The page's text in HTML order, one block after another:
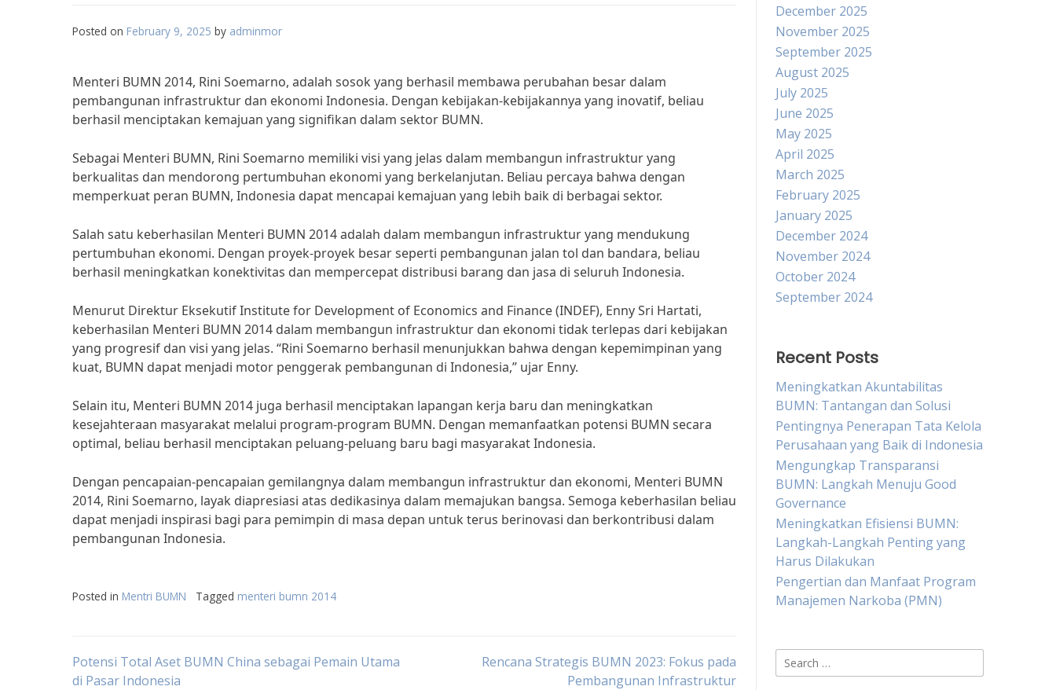
Posted on February 9, 2025 by adminmor
Menteri BUMN 2014, Rini Soemarno, adalah sosok yang berhasil membawa perubahan besar dalam
pembangunan infrastruktur dan ekonomi Indonesia. Dengan kebijakan-kebijakannya yang inovatif, beliau
berhasil menciptakan kemajuan yang signifikan dalam sektor BUMN.
Sebagai Menteri BUMN, Rini Soemarno memiliki visi yang jelas dalam membangun infrastruktur yang
berkualitas dan mendorong pertumbuhan ekonomi yang berkelanjutan. Beliau percaya bahwa dengan
memperkuat peran BUMN, Indonesia dapat mencapai kemajuan yang lebih baik di berbagai sektor.
Salah satu keberhasilan Menteri BUMN 2014 adalah dalam membangun infrastruktur yang mendukung
pertumbuhan ekonomi. Dengan proyek-proyek besar seperti pembangunan jalan tol dan bandara, beliau
berhasil meningkatkan konektivitas dan mempercepat distribusi barang dan jasa di seluruh Indonesia.
Menurut Direktur Eksekutif Institute for Development of Economics and Finance (INDEF), Enny Sri Hartati,
keberhasilan Menteri BUMN 2014 dalam membangun infrastruktur dan ekonomi tidak terlepas dari kebijakan
yang progresif dan visi yang jelas. “Rini Soemarno berhasil menunjukkan bahwa dengan kepemimpinan yang
kuat, BUMN dapat menjadi motor penggerak pembangunan di Indonesia,” ujar Enny.
Selain itu, Menteri BUMN 2014 juga berhasil menciptakan lapangan kerja baru dan meningkatkan
kesejahteraan masyarakat melalui program-program BUMN. Dengan memanfaatkan potensi BUMN secara
optimal, beliau berhasil menciptakan peluang-peluang baru bagi masyarakat Indonesia.
Dengan pencapaian-pencapaian gemilangnya dalam membangun infrastruktur dan ekonomi, Menteri BUMN
2014, Rini Soemarno, layak diapresiasi atas dedikasinya dalam memajukan bangsa. Semoga keberhasilan beliau
dapat menjadi inspirasi bagi para pemimpin di masa depan untuk terus berinovasi dan berkontribusi dalam
pembangunan Indonesia.
Posted in Mentri BUMN Tagged menteri bumn 2014
Post
Potensi Total Aset BUMN China sebagai Pemain Utama
di Pasar Indonesia
Rencana Strategis BUMN 2023: Fokus pada
Pembangunan Infrastruktur
December 2025
November 2025
September 2025
August 2025
July 2025
June 2025
May 2025
April 2025
March 2025
February 2025
January 2025
December 2024
November 2024
October 2024
September 2024
Recent Posts
Meningkatkan Akuntabilitas
BUMN: Tantangan dan Solusi
Pentingnya Penerapan Tata Kelola
Perusahaan yang Baik di Indonesia
Mengungkap Transparansi
BUMN: Langkah Menuju Good
Governance
Meningkatkan Efisiensi BUMN:
Langkah-Langkah Penting yang
Harus Dilakukan
Pengertian dan Manfaat Program
Manajemen Narkoba (PMN)
Search
for: